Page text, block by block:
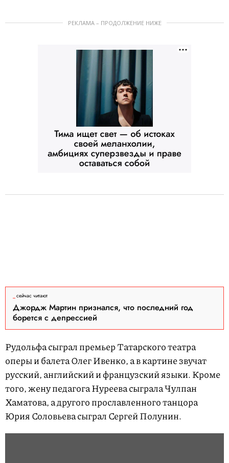
РЕКЛАМА – ПРОДОЛЖЕНИЕ НИЖЕ
сейчас читают
Джордж Мартин признался, что последний год
борется с депрессией
Рудольфа сыграл премьер Татарского театра
оперы и балета Олег Ивенко, а в картине звучат
русский, английский и французский языки. Кроме
того, жену педагога Нуреева сыграла Чулпан
Хаматова, а другого прославленного танцора
Юрия Соловьева сыграл Сергей Полунин.